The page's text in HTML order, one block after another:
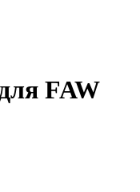
FAW